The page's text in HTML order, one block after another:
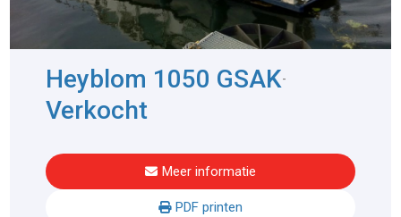
Heyblom 1050 GSAK-
Verkocht
Meer informatie
PDF printen